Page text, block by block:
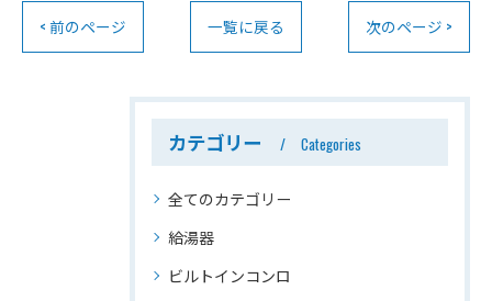
< 前のページ 一覧に戻る 次のページ >
カテゴリー Categories
全てのカテゴリー
給湯器
ビルトインコンロ